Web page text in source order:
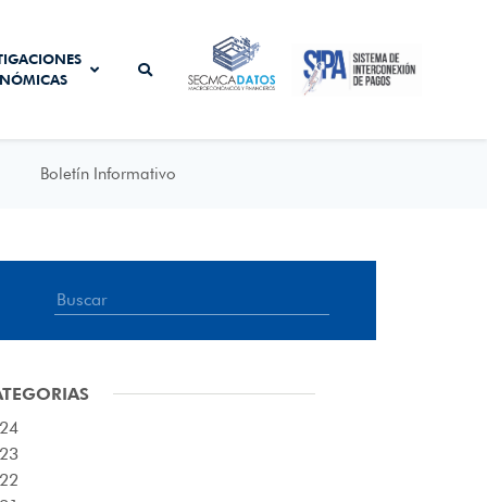
SECMCA
DATOS
SISTEMA DE
INTERCONEXIÓN
DE PAGOS
Boletín Informativo